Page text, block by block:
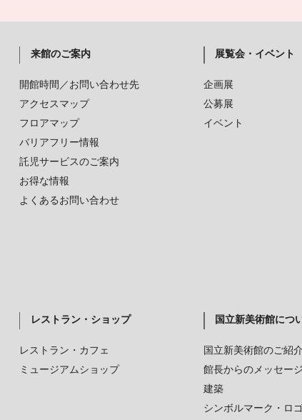
来館のご案内
開館時間／お問い合わせ先
アクセスマップ
フロアマップ
バリアフリー情報
託児サービスのご案内
お得な情報
よくあるお問い合わせ
展覧会・イベント
企画展
公募展
イベント
レストラン・ショップ
レストラン・カフェ
ミュージアムショップ
国立新美術館につ
国立新美術館のご紹介
館長からのメッセージ
建築
シンボルマーク・ロ